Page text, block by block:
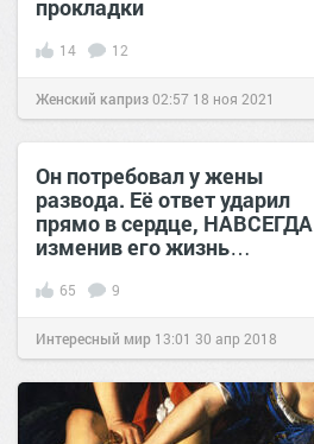
прокладки
14 12
Женский каприз02:57 18 ноя 2021
Он потребовал у жены
развода. Её ответ ударил
прямо в сердце, НАВСЕГДА
изменив его жизнь…
65 9
Интересный мир 13:01 30 апр 2018